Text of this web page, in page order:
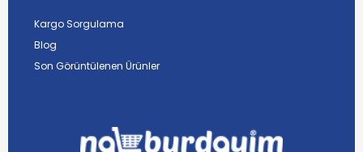
Kargo Sorgulama
Blog
Son Görüntülenen Ürünler